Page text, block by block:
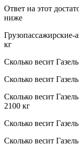
Ответ на этот
ниже
Грузопассажирские-
кг
Сколько весит
Сколько весит
Сколько весит
2100 кг
Сколько весит
Сколько весит